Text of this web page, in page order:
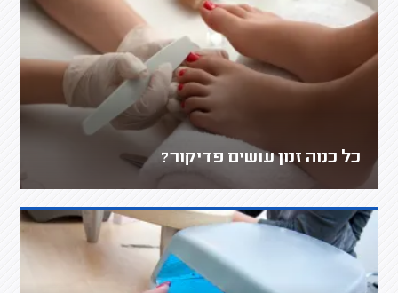
כל כמה זמן עושים פדיקור?